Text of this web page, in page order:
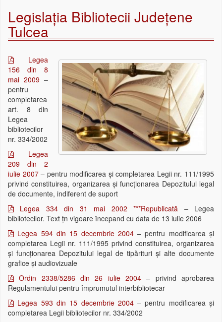
Legislația Bibliotecii Județene
Tulcea
Legea
156 din 8
mai 2009 –
pentru
completarea
art. 8 din
Legea
bibliotecilor
nr. 334/2002
Legea
209 din 2
iulie 2007– pentru modificarea și completarea Legii nr. 111/1995
privind constituirea, organizarea și funcționarea Depozitului legal
de documente, indiferent de suport
Legea 334 din 31 mai 2002 ***Republicată – Legea
bibliotecilor. Text țn vigoare începand cu data de 13 iulie 2006
Legea 594 din 15 decembrie 2004– pentru modificarea și
completarea Legii nr. 111/1995 privind constituirea, organizarea
și funcționarea Depozitului legal de tipărituri și alte documente
grafice și audiovizuale
Ordin 2338/5286 din 26 iulie 2004– privind aprobarea
Regulamentului pentru împrumutul interbibliotecar
Legea 593 din 15 decembrie 2004– pentru modificarea și
completarea Legii bibliotecilor nr. 334/2002